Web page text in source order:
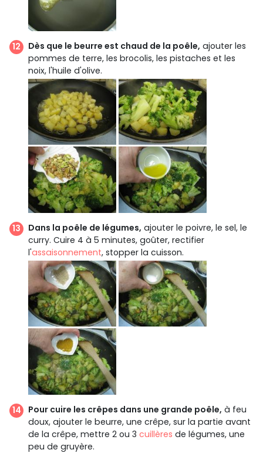
Dès que le beurre est chaud de la poêle, ajouter les
pommes de terre, les brocolis, les pistaches et les
noix, l'huile d'olive.
Dans la poêle de légumes, ajouter le poivre, le sel, le
curry. Cuire 4 à 5 minutes, goûter, rectifier
l'assaisonnement, stopper la cuisson.
Pour cuire les crêpes dans une grande poêle, à feu
doux, ajouter le beurre, une crêpe, sur la partie avant
de la crêpe, mettre 2 ou 3 cuillères de légumes, une
peu de gruyère.